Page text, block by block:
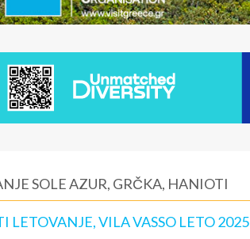
SOLE AZUR, GRČKA, HANIOTI
LETOVANJE, VILA VASSO LETO 2025